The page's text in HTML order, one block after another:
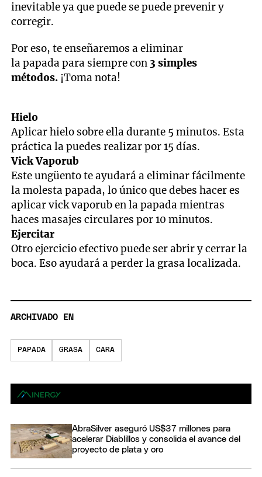
inevitable ya que puede se puede prevenir y
corregir.
Por eso, te enseñaremos a eliminar
la papada para siempre con 3 simples
métodos. ¡Toma nota!
Hielo
Aplicar hielo sobre ella durante 5 minutos. Esta
práctica la puedes realizar por 15 días.
Vick Vaporub
Este ungüento te ayudará a eliminar fácilmente
la molesta papada, lo único que debes hacer es
aplicar vick vaporub en la papada mientras
haces masajes circulares por 10 minutos.
Ejercitar
Otro ejercicio efectivo puede ser abrir y cerrar la
boca. Eso ayudará a perder la grasa localizada.
ARCHIVADO EN
PAPADA GRASA CARA
AbraSilver aseguró US$37 millones para
acelerar Diablillos y consolida el avance del
proyecto de plata y oro